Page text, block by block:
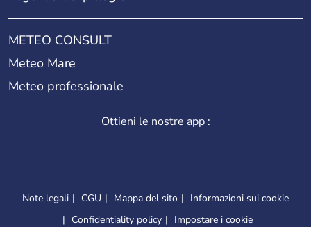
METEO CONSULT
Meteo Mare
Meteo professionale
Ottieni le nostre app :
Note legali CGU Mappa del sito
Informazioni sui cookie
Confidentiality policy
Impostare i cookie